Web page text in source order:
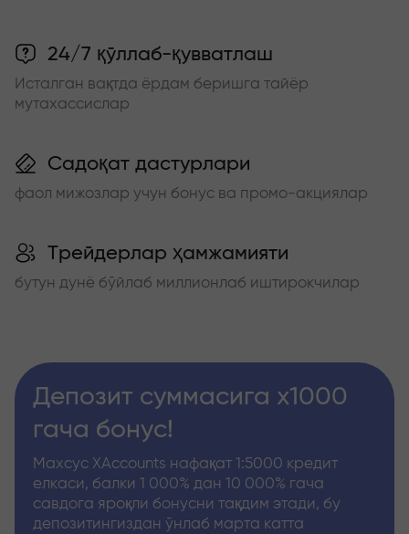
24/7 қўллаб-қувватлаш
Исталган вақтда ёрдам беришга тайёр
мутахассислар
Садоқат дастурлари
фаол мижозлар учун бонус ва промо-акциялар
Трейдерлар ҳамжамияти
бутун дунё бўйлаб миллионлаб иштирокчилар
Депозит суммасига x1000
гача бонус!
Махсус XAccounts нафақат 1:5000 кредит
елкаси, балки 1 000% дан 10 000% гача
савдога яроқли бонусни тақдим этади, бу
депозитингиздан ўнлаб марта катта